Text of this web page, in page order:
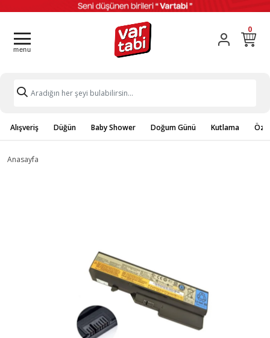
0
Alışveriş Düğün Baby Shower Doğum Günü Kutlama
Anasayfa